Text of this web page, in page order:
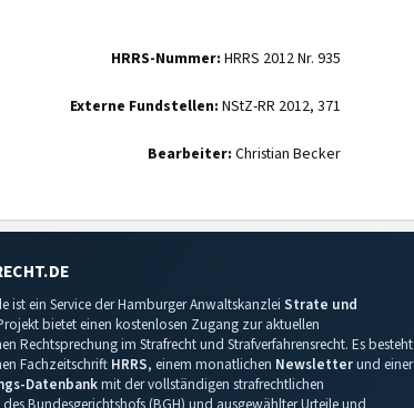
HRRS-Nummer: HRRS 2012 Nr. 935
Externe Fundstellen: NStZ-RR 2012, 371
Bearbeiter: Christian Becker
ist ein Service der Hamburger Anwaltskanzlei Strate und
bietet einen kostenlosen Zugang zur aktuellen
Rechtsprechung im Strafrecht und Strafverfahrensrecht. Es besteht
Fachzeitschrift HRRS, einem monatlichen Newsletterund einer
Datenbankmit der vollständigen strafrechtlichen